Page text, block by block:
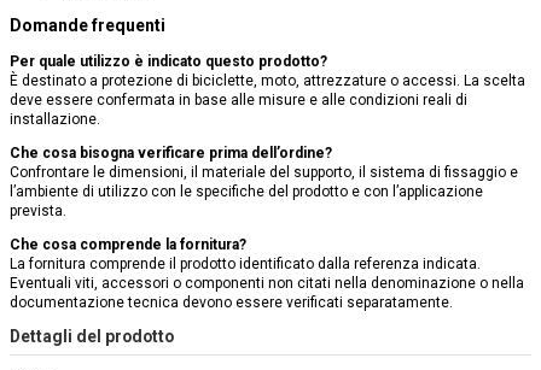
Domande frequenti
Per quale utilizzo è indicato questo prodotto?
È destinato a protezione di biciclette, moto, attrezzature o accessi. La scelta
deve essere confermata in base alle misure e alle condizioni reali di
installazione.
Che cosa bisogna verificare prima dell’ordine?
Confrontare le dimensioni, il materiale del supporto, il sistema di fissaggio e
l’ambiente di utilizzo con le specifiche del prodotto e con l’applicazione
prevista.
Che cosa comprende la fornitura?
La fornitura comprende il prodotto identificato dalla referenza indicata.
Eventuali viti, accessori o componenti non citati nella denominazione o nella
documentazione tecnica devono essere verificati separatamente.
Dettagli del prodotto